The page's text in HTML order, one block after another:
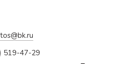
519-47-29